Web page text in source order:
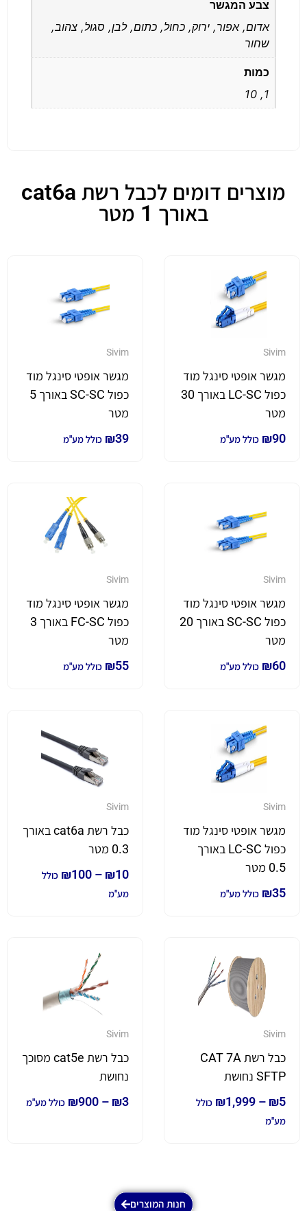
צבע המגשר
אדום, אפור, ירוק, כחול, כתום, לבן, סגול, צהוב,
שחור
כמות
1, 10
מוצרים דומים לכבל רשת cat6a
באורך 1 מטר
Sivim
מגשר אופטי סינגל מוד
כפול LC-SC באורך 30
מטר
₪90 כולל מע"מ
Sivim
מגשר אופטי סינגל מוד
כפול SC-SC באורך 5
מטר
₪39 כולל מע"מ
Sivim
מגשר אופטי סינגל מוד
כפול SC-SC באורך 20
מטר
₪60 כולל מע"מ
Sivim
מגשר אופטי סינגל מוד
כפול FC-SC באורך 3
מטר
₪55 כולל מע"מ
Sivim
מגשר אופטי סינגל מוד
כפול LC-SC באורך
0.5 מטר
₪35 כולל מע"מ
Sivim
כבל רשת cat6a באורך
0.3 מטר
₪10
–
₪100
כולל
מע"מ
Sivim
כבל רשת CAT 7A
SFTP נחושת
₪5
–
₪1,999
כולל
מע"מ
Sivim
כבל רשת cat5e מסוכך
נחושת
₪3
–
₪900 כולל מע"מ
חנות המוצרים